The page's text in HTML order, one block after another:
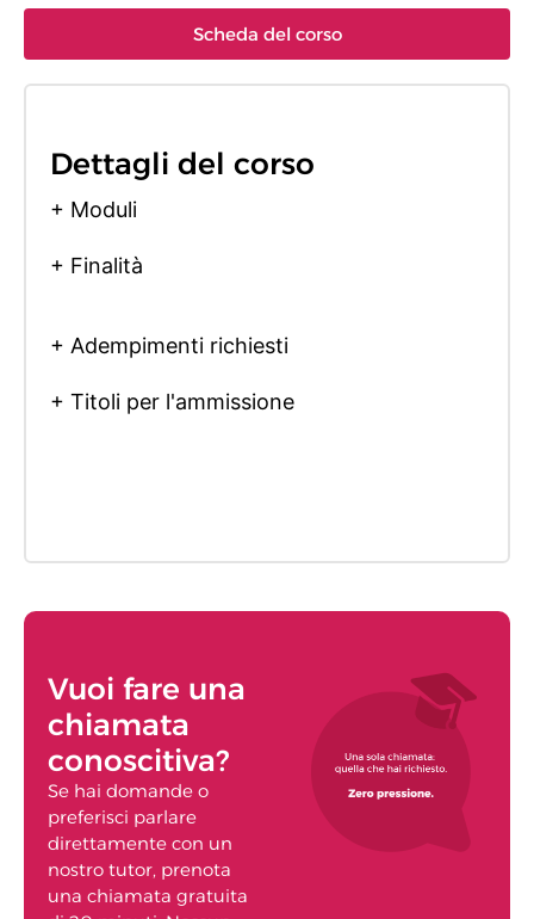
Scheda del corso
Dettagli del corso
+ Moduli
+ Finalità
+ Adempimenti richiesti
+ Titoli per l'ammissione
Vuoi fare una
chiamata
conoscitiva?
Se hai domande o
preferisci parlare
direttamente con un
nostro tutor, prenota
una chiamata gratuita